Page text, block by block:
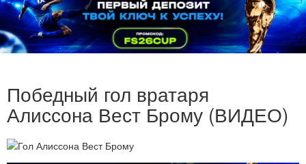
Победный гол вратаря
Алиссона Вест Брому (ВИДЕО)